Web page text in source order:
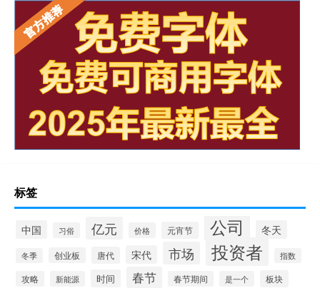
标签
中国 习俗 亿元 价格 元宵节 公司 冬天
冬季 创业板 唐代 宋代 市场 投资者 指数
攻略 新能源 时间 春节 春节期间 是一个 板块